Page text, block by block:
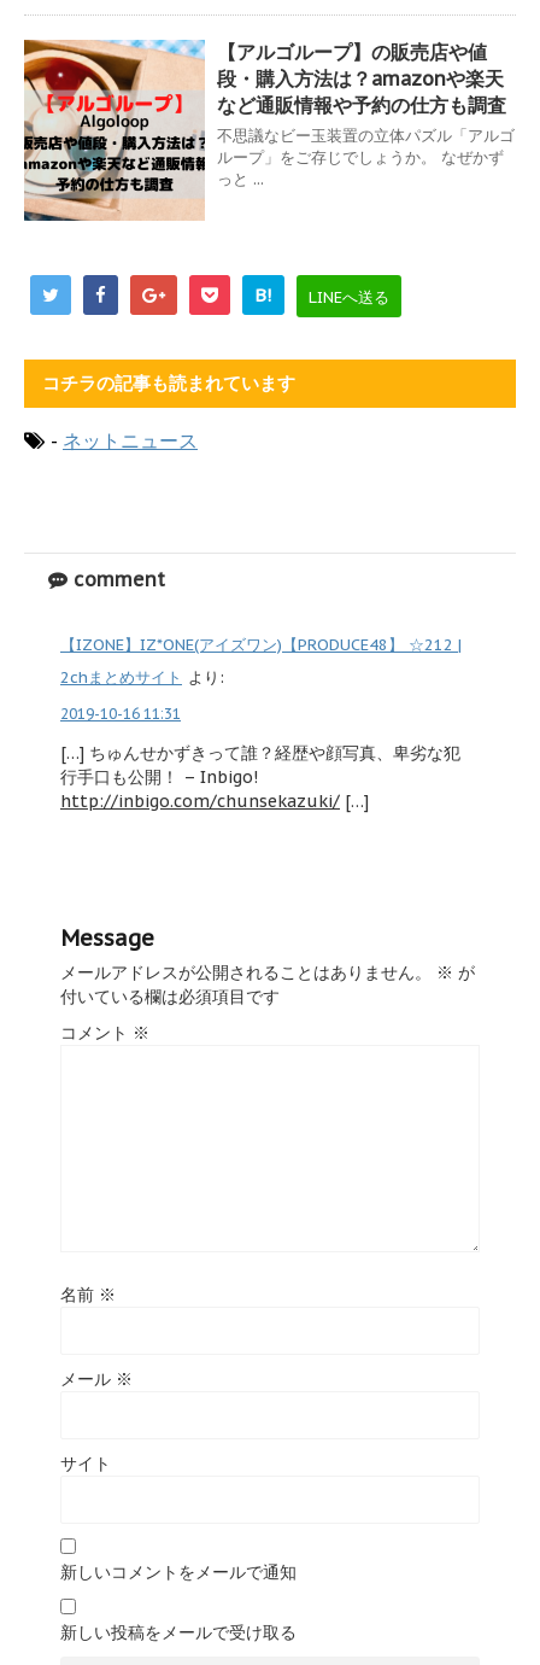
【アルゴループ】の販売店や値
段・購入方法は？amazonや楽天
など通販情報や予約の仕方も調査
不思議なビー玉装置の立体パズル「アルゴ
ループ」をご存じでしょうか。 なぜかず
っと ...
B! LINEへ送る
コチラの記事も読まれています
- ネットニュース
comment
【IZONE】IZ*ONE(アイズワン)【PRODUCE48】 ☆212 |
2chまとめサイト より:
2019-10-16 11:31
[…] ちゅんせかずきって誰？経歴や顔写真、卑劣な犯
行手口も公開！ – Inbigo!
http://inbigo.com/chunsekazuki/ […]
Message
メールアドレスが公開されることはありません。 ※ が
付いている欄は必須項目です
コメント ※
名前 ※
メール ※
サイト
新しいコメントをメールで通知
新しい投稿をメールで受け取る